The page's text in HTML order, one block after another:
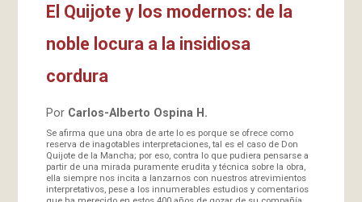
El Quijote y los modernos: de la
noble locura a la insidiosa
cordura
Por Carlos-Alberto Ospina H.
Se afirma que una obra de arte lo es porque se ofrece como
reserva de inagotables interpretaciones, tal es el caso de Don
Quijote de la Mancha; por eso, contra lo que pudiera pensarse a
partir de una mirada puramente erudita y técnica sobre la obra,
ella siempre nos incita a lanzarnos con nuestros atrevimientos
interpretativos, pese a los innumerables estudios y comentarios